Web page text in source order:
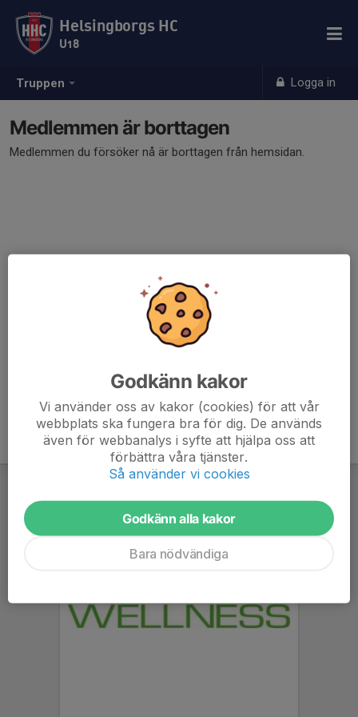
Truppen Logga in
Helsingborgs HC
U18
Medlemmen är borttagen
Medlemmen du försöker nå är borttagen från hemsidan.
Godkänn kakor
Vi använder oss av kakor (cookies) för att vår
webbplats ska fungera bra för dig. De används
även för webbanalys i syfte att hjälpa oss att
förbättra våra tjänster.
Så använder vi cookies
Godkänn alla kakor
Bara nödvändiga